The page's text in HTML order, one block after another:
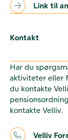
Link til
Kontakt
Har du
aktiviteter eller
du kontakte
kontakte Velliv.
Velliv